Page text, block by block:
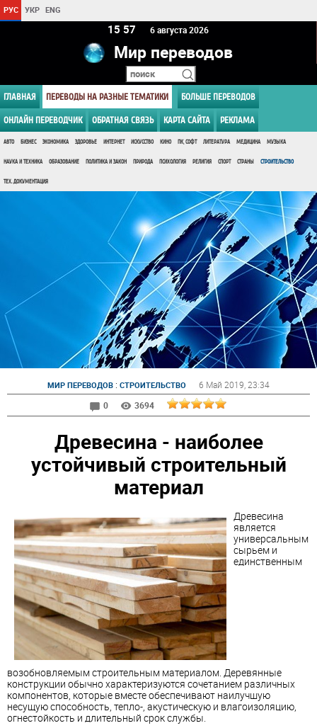
РУС УКР ENG
15 57 6 августа 2026
Мир переводов
ГЛАВНАЯ ПЕРЕВОДЫ НА РАЗНЫЕ ТЕМАТИКИ БОЛЬШЕ ПЕРЕВОДОВ
ОНЛАЙН ПЕРЕВОДЧИК ОБРАТНАЯ СВЯЗЬ КАРТА САЙТА РЕКЛАМА
АВТО БИЗНЕС ЭКОНОМИКА ЗДОРОВЬЕ ИНТЕРНЕТ ИСКУССТВО КИНО ПК, СОФТ ЛИТЕРАТУРА МЕДИЦИНА МУЗЫКА
НАУКА И ТЕХНИКА ОБРАЗОВАНИЕ ПОЛИТИКА И ЗАКОН ПРИРОДА ПСИХОЛОГИЯ РЕЛИГИЯ СПОРТ СТРАНЫ СТРОИТЕЛЬСТВО
ТЕХ. ДОКУМЕНТАЦИЯ
МИР ПЕРЕВОДОВ : СТРОИТЕЛЬСТВО 6 Май 2019 , 23:34
0
3694
Древесина - наиболее
устойчивый строительный
материал
Древесина
является
универсальным
сырьем и
единственным
возобновляемым строительным материалом. Деревянные
конструкции обычно характеризуются сочетанием различных
компонентов, которые вместе обеспечивают наилучшую
несущую способность, тепло-, акустическую и влагоизоляцию,
огнестойкость и длительный срок службы.